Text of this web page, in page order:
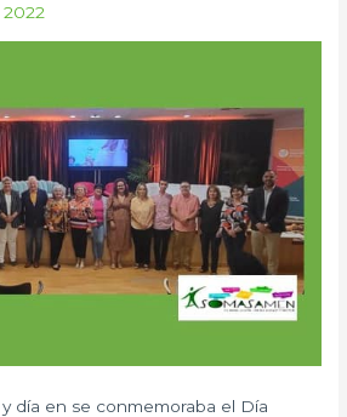
2022
día en se conmemoraba el Día